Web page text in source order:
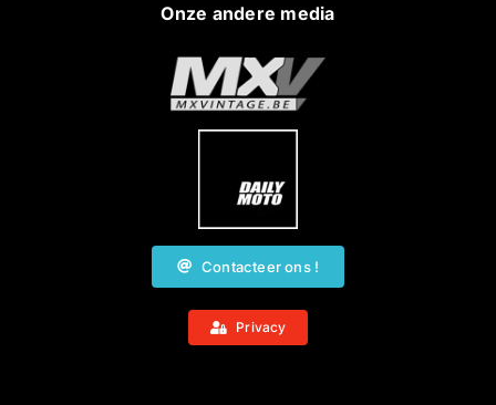
Onze andere media
Contacteer ons !
Privacy